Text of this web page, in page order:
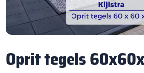
Oprit tegels